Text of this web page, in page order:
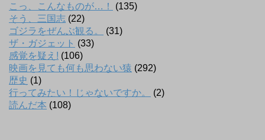
こっ、こんなものが…！
(135)
そう、三国志 (22)
ゴジラをぜんぶ観る。
(31)
ザ・ガジェット (33)
感覚を疑え! (106)
映画を見ても何も思わない猿 (292)
歴史 (1)
行ってみたい！じゃないですか。
(2)
読んだ本 (108)